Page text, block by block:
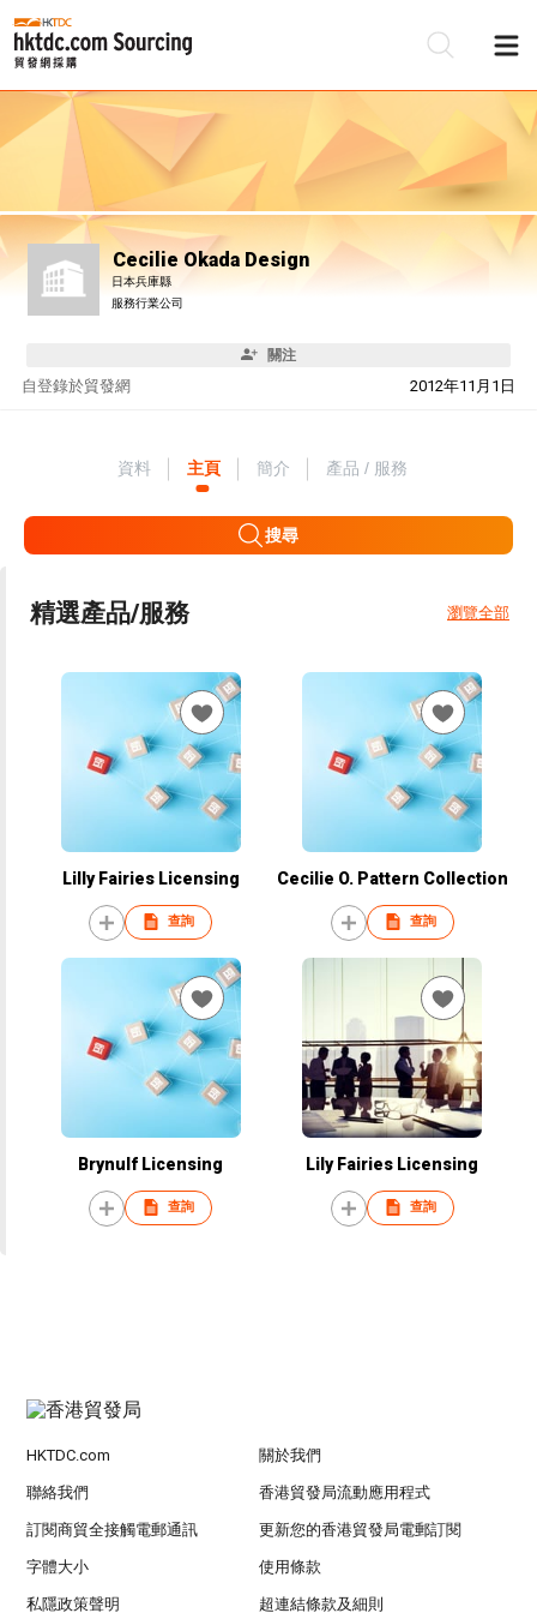
Cecilie Okada Design
日本兵庫縣
服務行業公司
關注
自 2012年11月1日
登錄於貿發網
資料 主頁 簡介 產品 / 服務
搜尋
精選產品/服務 瀏覽全部
Lilly Fairies Licensing
查詢
Cecilie O. Pattern Collection
查詢
Brynulf Licensing
查詢
Lily Fairies Licensing
查詢
HKTDC.com 關於我們
聯絡我們 香港貿發局流動應用程式
訂閱商貿全接觸電郵通訊 更新您的香港貿發局電郵訂閱
字體大小 使用條款
私隱政策聲明 超連結條款及細則